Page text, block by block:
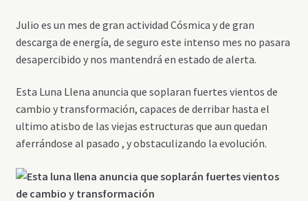
Julio es un mes de gran actividad Cósmica y de gran
descarga de energía, de seguro este intenso mes no pasara
desapercibido y nos mantendrá en estado de alerta.
Esta Luna Llena anuncia que soplaran fuertes vientos de
cambio y transformación, capaces de derribar hasta el
ultimo atisbo de las viejas estructuras que aun quedan
aferrándose al pasado , y obstaculizando la evolución.